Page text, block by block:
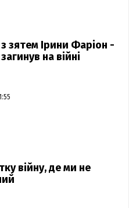
зятем Ірини Фаріон -
на війні
війну, де ми не